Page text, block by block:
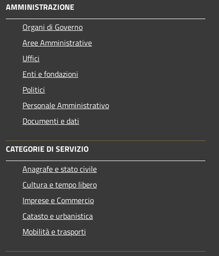
AMMINISTRAZIONE
Organi di Governo
Aree Amministrative
Uffici
Enti e fondazioni
Politici
Personale Amministrativo
Documenti e dati
CATEGORIE DI SERVIZIO
Anagrafe e stato civile
Cultura e tempo libero
Imprese e Commercio
Catasto e urbanistica
Mobilità e trasporti